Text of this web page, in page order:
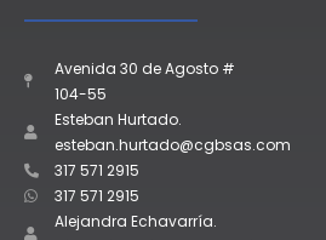
Avenida 30 de Agosto #
104-55
Esteban Hurtado.
esteban.hurtado@cgbsas.com
317 571 2915
317 571 2915
Alejandra Echavarría.